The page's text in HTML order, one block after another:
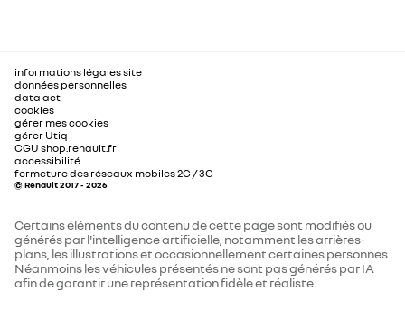
informations légales site
données personnelles
data act
cookies
gérer mes cookies
gérer Utiq
CGU shop.renault.fr
accessibilité
fermeture des réseaux mobiles 2G / 3G
© Renault 2017 - 2026
Certains éléments du contenu de cette page sont modifiés ou
générés par l'intelligence artificielle, notamment les arrières-
plans, les illustrations et occasionnellement certaines personnes.
Néanmoins les véhicules présentés ne sont pas générés par IA
afin de garantir une représentation fidèle et réaliste.